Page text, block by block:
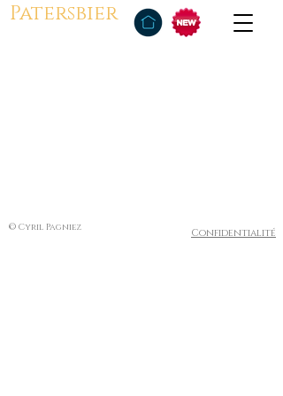
Patersbier
© Cyril Pagniez Confidentialité